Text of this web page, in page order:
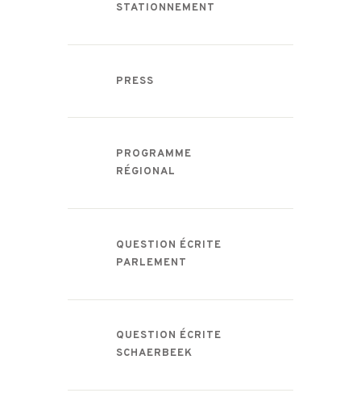
STATIONNEMENT
PRESS
PROGRAMME
RÉGIONAL
QUESTION ÉCRITE
PARLEMENT
QUESTION ÉCRITE
SCHAERBEEK